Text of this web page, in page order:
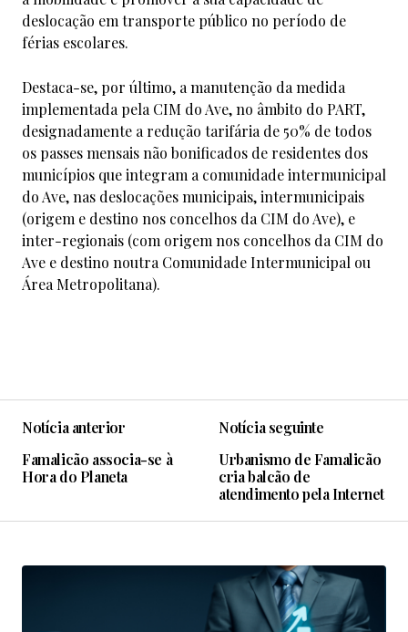
deslocação em transporte público no período de
férias escolares.
Destaca-se, por último, a manutenção da medida
implementada pela CIM do Ave, no âmbito do PART,
designadamente a redução tarifária de 50% de todos
os passes mensais não bonificados de residentes dos
municípios que integram a comunidade intermunicipal
do Ave, nas deslocações municipais, intermunicipais
(origem e destino nos concelhos da CIM do Ave), e
inter-regionais (com origem nos concelhos da CIM do
Ave e destino noutra Comunidade Intermunicipal ou
Área Metropolitana).
Notícia anterior
Famalicão associa-se à
Hora do Planeta
Notícia seguinte
Urbanismo de Famalicão
cria balcão de
atendimento pela Internet